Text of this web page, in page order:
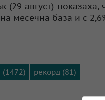
(29 август)
месечна база и с
(1472) рекорд (81)